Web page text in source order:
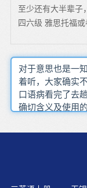
至少还有大半辈子
四六级 雅思托福或
对于意思也是一
着听，大家确实
口语病看完了去
确切含义及使用
以困惑着大部分
错开加工成为动
学生的发音基本